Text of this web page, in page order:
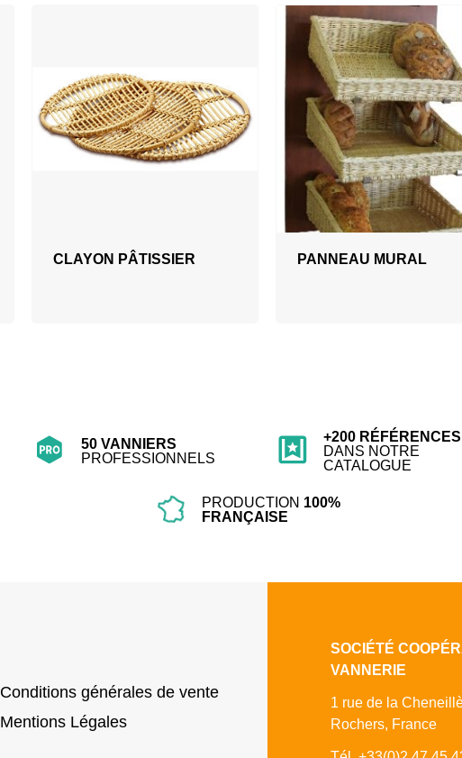
CLAYON PÂTISSIER PANNEAU MURAL
50 VANNIERS
PROFESSIONNELS
+200 RÉFÉRENCES
DANS NOTRE
CATALOGUE
PRODUCTION 100%
FRANÇAISE
Conditions générales de vente
Mentions Légales
SOCIÉTÉ
VANNERIE
1 rue de la
Rochers, France